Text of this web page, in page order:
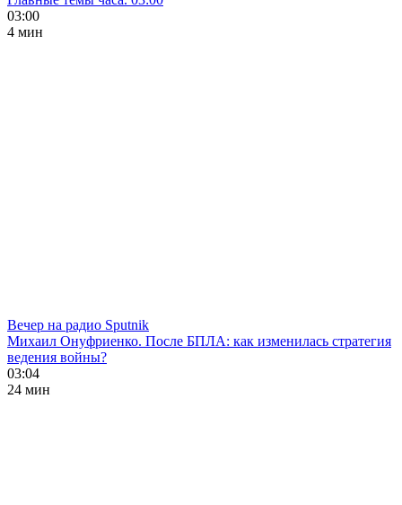
03:00
4 мин
Вечер на радио Sputnik
Михаил Онуфриенко. После БПЛА: как изменилась стратегия
ведения войны?
03:04
24 мин